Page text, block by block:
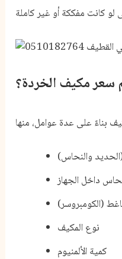
سعر مكيف الخردة؟
والنحاس)
داخل الجهاز
(الكومبروسر)
نوع المكيف
كمية الألمنيوم